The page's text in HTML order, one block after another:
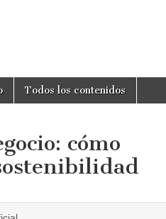
Todos los contenidos
cómo